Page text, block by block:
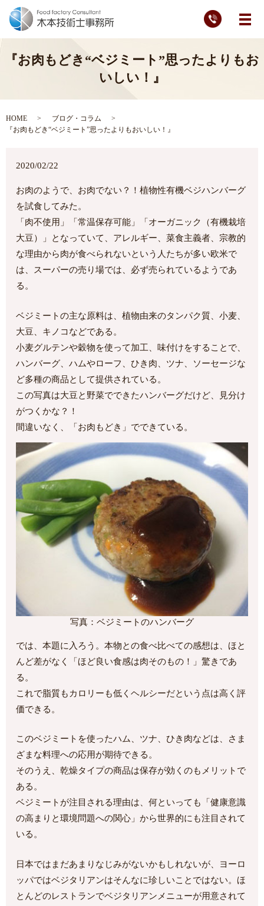
メ
『お肉もどき“ベジミート”思ったよりもお
いしい！』
HOME
ブログ・コラム
『お肉もどき“ベジミート”思ったよりもおいしい！』
2020/02/22
お肉のようで、お肉でない？！植物性有機ベジハンバーグ
を試食してみた。
「肉不使用」「常温保存可能」「オーガニック（有機栽培
大豆）」となっていて、アレルギー、菜食主義者、宗教的
な理由から肉が食べられないという人たちが多い欧米で
は、スーパーの売り場では、必ず売られているようであ
る。
ベジミートの主な原料は、植物由来のタンパク質、小麦、
大豆、キノコなどである。
小麦グルテンや穀物を使って加工、味付けをすることで、
ハンバーグ、ハムやローフ、ひき肉、ツナ、ソーセージな
ど多種の商品として提供されている。
この写真は大豆と野菜でできたハンバーグだけど、見分け
がつくかな？！
間違いなく、「お肉もどき」でできている。
写真：ベジミートのハンバーグ
では、本題に入ろう。本物との食べ比べての感想は、ほと
んど差がなく「ほど良い食感は肉そのもの！」驚きであ
る。
これで脂質もカロリーも低くヘルシーだという点は高く評
価できる。
このベジミートを使ったハム、ツナ、ひき肉などは、さま
ざまな料理への応用が期待できる。
そのうえ、乾燥タイプの商品は保存が効くのもメリットで
ある。
ベジミートが注目される理由は、何といっても「健康意識
の高まりと環境問題への関心」から世界的にも注目されて
いる。
日本ではまだあまりなじみがないかもしれないが、ヨーロ
ッパではベジタリアンはそんなに珍しいことではない。ほ
とんどのレストランでベジタリアンメニューが用意されて